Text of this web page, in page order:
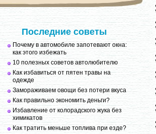
Последние советы
Почему в автомобиле запотевают окна:
как этого избежать
10 полезных советов автолюбителю
Как избавиться от пятен травы на
одежде
Замораживаем овощи без потери вкуса
Как правильно экономить деньги?
Избавление от колорадского жука без
химикатов
Как тратить меньше топлива при езде?